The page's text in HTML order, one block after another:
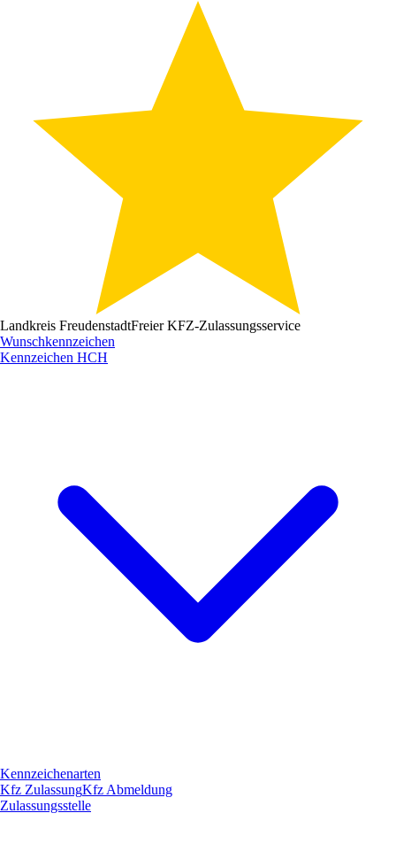
Landkreis FreudenstadtFreier KFZ-Zulassungsservice
Wunschkennzeichen
Kennzeichen HCH
Kennzeichenarten
Kfz ZulassungKfz Abmeldung
Zulassungsstelle